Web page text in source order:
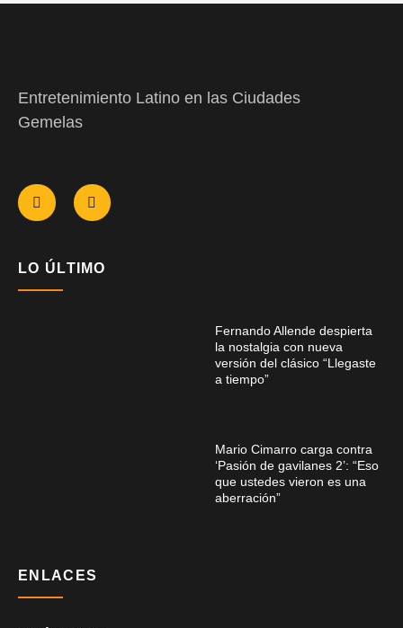
Entretenimiento Latino en las Ciudades
Gemelas
LO ÚLTIMO
Fernando Allende despierta
la nostalgia con nueva
versión del clásico “Llegaste
a tiempo”
Mario Cimarro carga contra
‘Pasión de gavilanes 2’: “Eso
que ustedes vieron es una
aberración”
ENLACES